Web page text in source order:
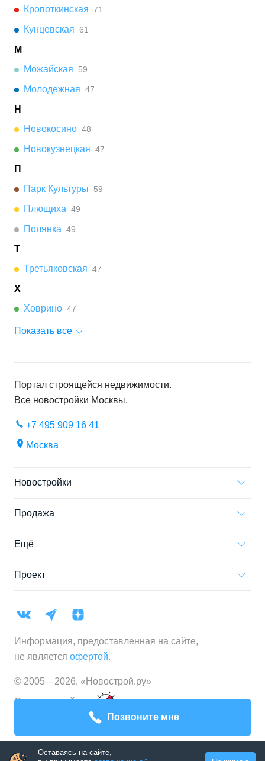
Позвоните мне
Кропоткинская 71
Кунцевская 61
М
Можайская
59
Молодежная 47
Н
Новокосино 48
Новокузнецкая 47
П
Парк Культуры
59
Плющиха 49
Полянка 49
Т
Третьяковская 47
Х
Ховрино 47
Показать все
Портал строящейся недвижимости.
Все новостройки Москвы.
+7 495 909 16 41
Москва
Новостройки
Продажа
Ещё
Проект
Информация, предоставленная на сайте,
не является офертой.
© 2005—2026, «Новострой.ру»
Создание сайта
Оставаясь на сайте,